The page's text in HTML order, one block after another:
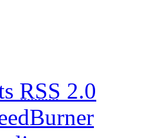
RSS 2.0